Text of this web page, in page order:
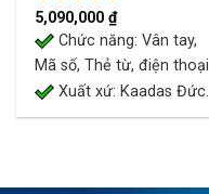
Rated5.00
out of 5
5,090,000₫
Chức năng: Vân tay,
Mã số, Thẻ từ, điện thoại
Xuất xứ: Kaadas Đức.